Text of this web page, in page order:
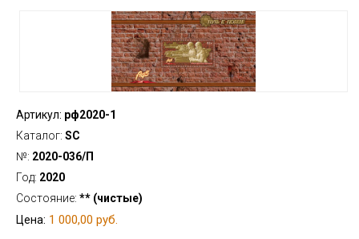
Артикул: рф2020-1
Каталог: SC
№: 2020-036/П
Год: 2020
Состояние: ** (чистые)
Цена: 1 000,00 руб.